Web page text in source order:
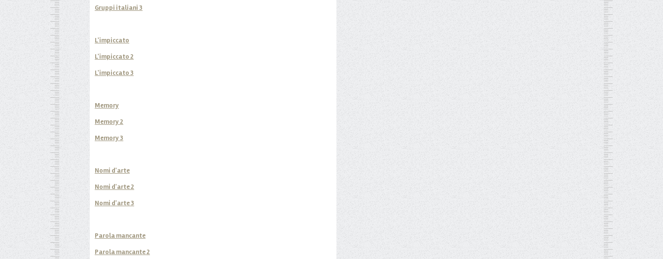
Gruppi italiani 3
L'impiccato
L'impiccato 2
L'impiccato 3
Memory
Memory 2
Memory 3
Nomi d'arte
Nomi d'arte 2
Nomi d'arte 3
Parola mancante
Parola mancante 2